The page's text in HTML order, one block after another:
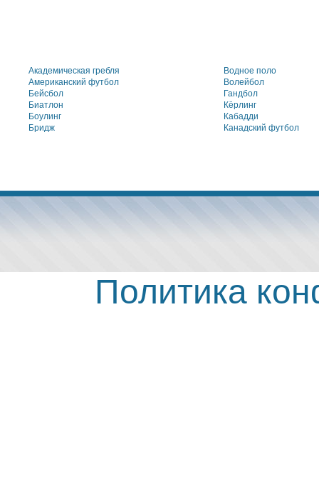
Академическая гребля
Американский футбол
Бейсбол
Биатлон
Боулинг
Бридж
Водное поло
Волейбол
Гандбол
Кёрлинг
Кабадди
Канадский футбол
Политика